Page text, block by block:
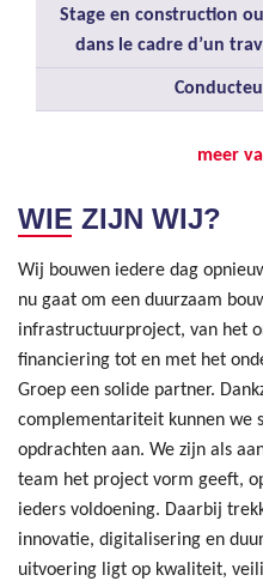
Stage en construction
dans le cadre d’un
meer
WIE ZIJN WIJ?
Wij bouwen iedere dag
nu gaat om een duurzaam
infrastructuurproject, van het
financiering tot en met het
Groep een solide partner.
complementariteit kunnen we
opdrachten aan. We zijn als
team het project vorm geeft,
ieders voldoening. Daarbij
innovatie, digitalisering en
uitvoering ligt op kwaliteit,